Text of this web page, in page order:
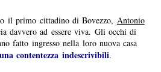
il primo cittadino di Bovezzo, Antonio
davvero ad essere viva. Gli occhi di
fatto ingresso nella loro nuova casa
contentezza indescrivibili.